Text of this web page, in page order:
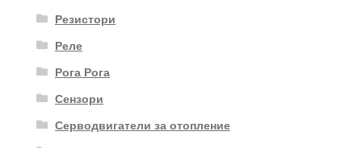
Резистори
Реле
Рога Рога
Сензори
Серводвигатели за отопление